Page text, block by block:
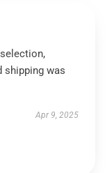
shipping was
Apr 9, 2025